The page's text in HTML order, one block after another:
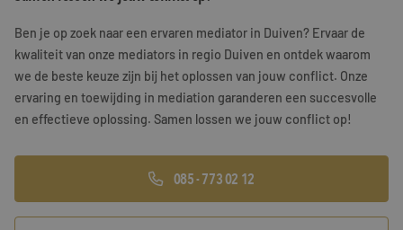
Training & Leiderschap
Referenties
Blogs
Documenten
Ben je op zoek naar een ervaren mediator in Duiven? Ervaar de
kwaliteit van onze mediators in regio Duiven en ontdek waarom
we de beste keuze zijn bij het oplossen van jouw conflict. Onze
ervaring en toewijding in mediation garanderen een succesvolle
en effectieve oplossing. Samen lossen we jouw conflict op!
085 - 773 02 12